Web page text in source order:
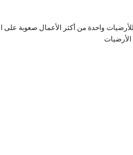
واحدة من أكثر الأعمال صعوبة على